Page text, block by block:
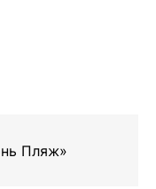
Пляж»